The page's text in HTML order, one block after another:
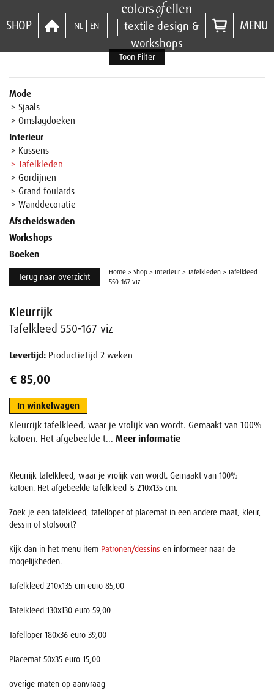
SHOP NL EN
textile design &
workshops
MENU
Toon Filter
Mode
> Sjaals
> Omslagdoeken
Interieur
> Kussens
> Tafelkleden
> Gordijnen
> Grand foulards
> Wanddecoratie
Afscheidswaden
Workshops
Boeken
Terug naar overzicht Home > Shop > Interieur > Tafelkleden > Tafelkleed
550-167 viz
Kleurrijk
Tafelkleed 550-167 viz
Levertijd: Productietijd 2 weken
€ 85,00
In winkelwagen
Kleurrijk tafelkleed, waar je vrolijk van wordt. Gemaakt van 100%
katoen. Het afgebeelde t... Meer informatie
Kleurrijk tafelkleed, waar je vrolijk van wordt. Gemaakt van 100%
katoen. Het afgebeelde tafelkleed is 210x135 cm.
Zoek je een tafelkleed, tafelloper of placemat in een andere maat, kleur,
dessin of stofsoort?
Kijk dan in het menu item Patronen/dessins en informeer naar de
mogelijkheden.
Tafelkleed 210x135 cm euro 85,00
Tafelkleed 130x130 euro 59,00
Tafelloper 180x36 euro 39,00
Placemat 50x35 euro 15,00
overige maten op aanvraag